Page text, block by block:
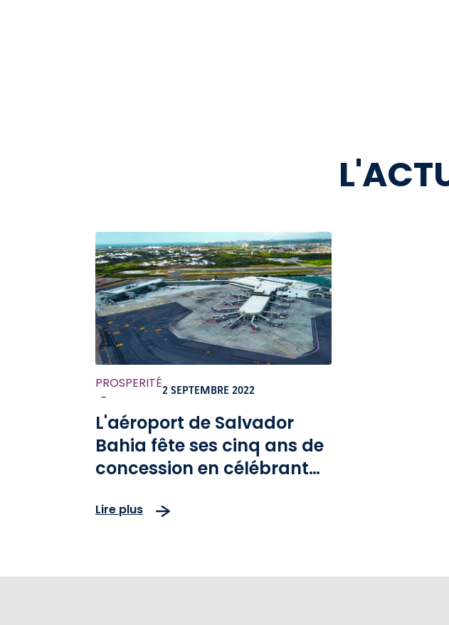
PROSPERITÉ
-
2 SEPTEMBRE 2022
L'aéroport de Salvador
Bahia fête ses cinq ans de
concession en célébrant
l'environnement
Lire plus